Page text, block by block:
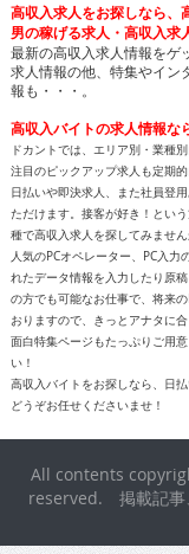
高収入求人をお探しなら、
男の稼げる求人・高収入求
最新の高収入求人情報をゲ
求人情報の他、特集やイン
報も・・・。
高収入バイトの求人情報な
ドカントでは、エリア別・業種
注目のピックアップ求人も定期
日払いや即決求人、また社員登
ただけます。接客が好き！とい
種で高収入求人を探してみません
人気のPCオペレーター、PC入
れたデータ情報を入力したり原
の方でも可能なお仕事で、将来
おりますので、きっとアナタに
面白特集ページもたっぷりご用
い！
高収入バイトをお探しなら、日
どうぞお任せくださいませ！
All contents
reserved. 掲載記事